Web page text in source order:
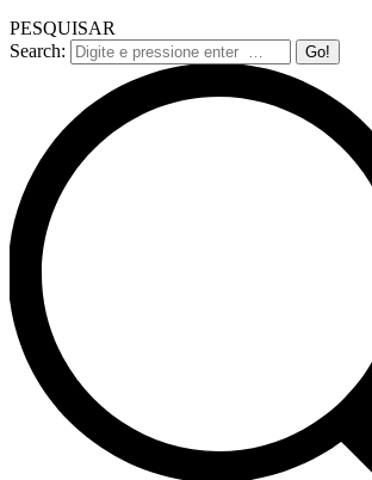
PESQUISAR
Search: